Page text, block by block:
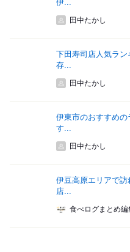
伊...
田中たかし
下田寿司店人気ラ
存...
田中たかし
伊東市のおすすめ
す...
田中たかし
伊豆高原エリアで
店...
食べログまとめ編